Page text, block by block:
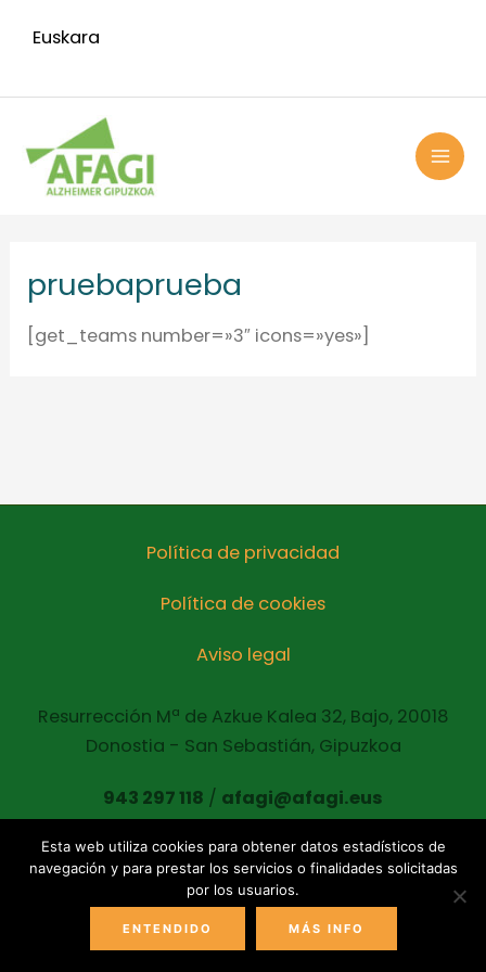
Euskara
pruebaprueba
[get_teams number=»3″ icons=»yes»]
Política de privacidad
Política de cookies
Aviso legal
Resurrección Mª de Azkue Kalea 32, Bajo, 20018
Donostia - San Sebastián, Gipuzkoa
943 297 118 / afagi@afagi.eus
Copyright © 2021 AFAGI Todos los derechos
reservados
Esta web utiliza cookies para obtener datos estadísticos de
navegación y para prestar los servicios o finalidades solicitadas
por los usuarios.
ENTENDIDO MÁS INFO